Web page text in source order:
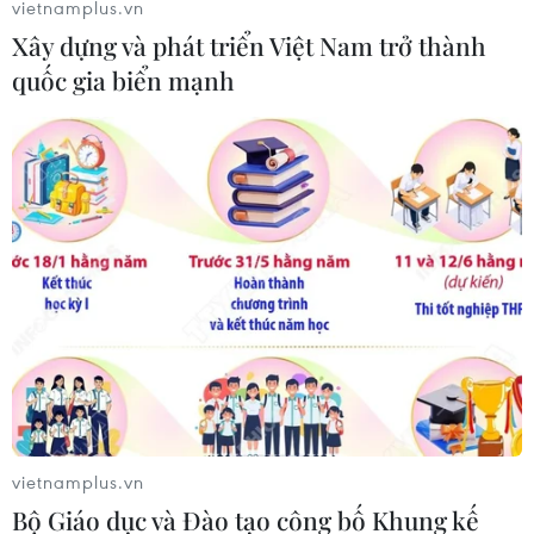
#Bộ Ngoại giao Nhật Bản
#Chủ nghĩa xã hội
#Tên lửa đạn đạo
#Five Eyes
#Nine Eyes
#Cộng đồng tình báo
Theo dõi VietnamPlus
vietnamplus.vn
Xây dựng và phát triển Việt Nam trở thành
quốc gia biển mạnh
vietnamplus.vn
Bộ Giáo dục và Đào tạo công bố Khung kế